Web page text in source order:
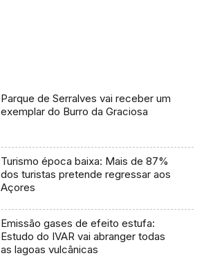
Parque de Serralves vai receber um
exemplar do Burro da Graciosa
Turismo época baixa: Mais de 87%
dos turistas pretende regressar aos
Açores
Emissão gases de efeito estufa:
Estudo do IVAR vai abranger todas
as lagoas vulcânicas